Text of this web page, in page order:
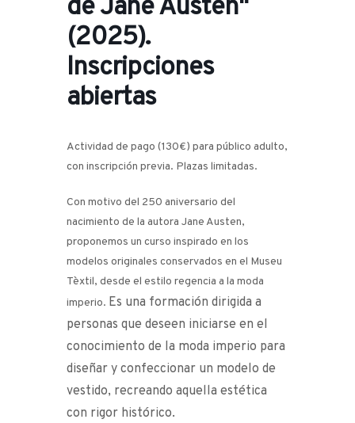
de Jane Austen"
(2025).
Inscripciones
abiertas
Actividad de pago (130€) para público adulto,
con inscripción previa. Plazas limitadas.
Con motivo del 250 aniversario del
nacimiento de la autora Jane Austen,
proponemos un curso inspirado en los
modelos originales conservados en el Museu
Tèxtil, desde el estilo regencia a la moda
imperio. Es una formación dirigida a
personas que deseen iniciarse en el
conocimiento de la moda imperio para
diseñar y confeccionar un modelo de
vestido, recreando aquella estética
con rigor histórico.